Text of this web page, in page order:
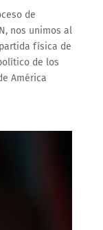
de
nos unimos al
física de
de los
América